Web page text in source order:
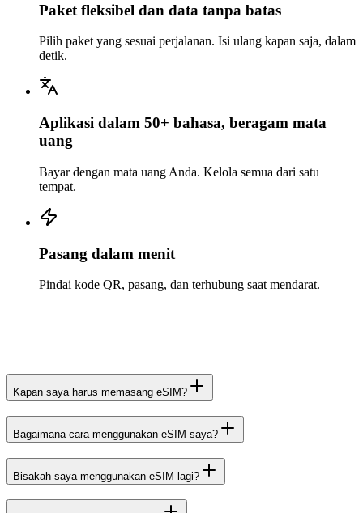
Paket fleksibel dan data tanpa batas
Pilih paket yang sesuai perjalanan. Isi ulang kapan saja, dalam
detik.
Aplikasi dalam 50+ bahasa, beragam mata
uang
Bayar dengan mata uang Anda. Kelola semua dari satu
tempat.
Pasang dalam menit
Pindai kode QR, pasang, dan terhubung saat mendarat.
Kapan saya harus memasang eSIM?
Bagaimana cara menggunakan eSIM saya?
Bisakah saya menggunakan eSIM lagi?